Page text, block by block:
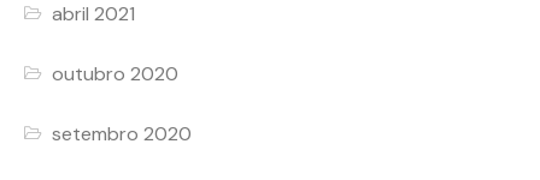
abril 2021
outubro 2020
setembro 2020